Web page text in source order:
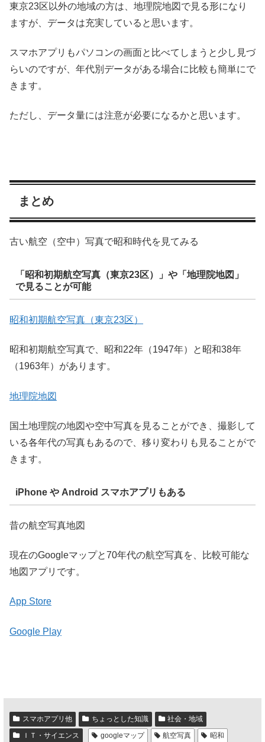
東京23区以外の地域の方は、地理院地図で見る形になり
ますが、データは充実していると思います。
スマホアプリもパソコンの画面と比べてしまうと少し見づ
らいのですが、年代別データがある場合に比較も簡単にで
きます。
ただし、データ量には注意が必要になるかと思います。
まとめ
古い航空（空中）写真で昭和時代を見てみる
「昭和初期航空写真（東京23区）」や「地理院地図」
で見ることが可能
昭和初期航空写真（東京23区）
昭和初期航空写真で、昭和22年（1947年）と昭和38年
（1963年）があります。
地理院地図
国土地理院の地図や空中写真を見ることができ、撮影して
いる各年代の写真もあるので、移り変わりも見ることがで
きます。
iPhone や Android スマホアプリもある
昔の航空写真地図
現在のGoogleマップと70年代の航空写真を、比較可能な
地図アプリです。
App Store
Google Play
スマホアプリ他 ちょっとした知識
社会・地域
ＩＴ・サイエンス
googleマップ 航空写真 昭和